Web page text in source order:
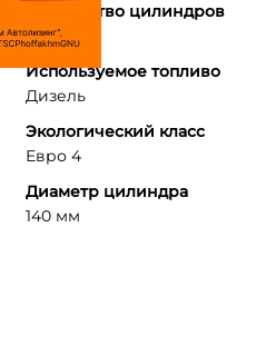
Количество цилиндров
4
Используемое топливо
Дизель
Экологический класс
Евро 4
Диаметр цилиндра
140 мм